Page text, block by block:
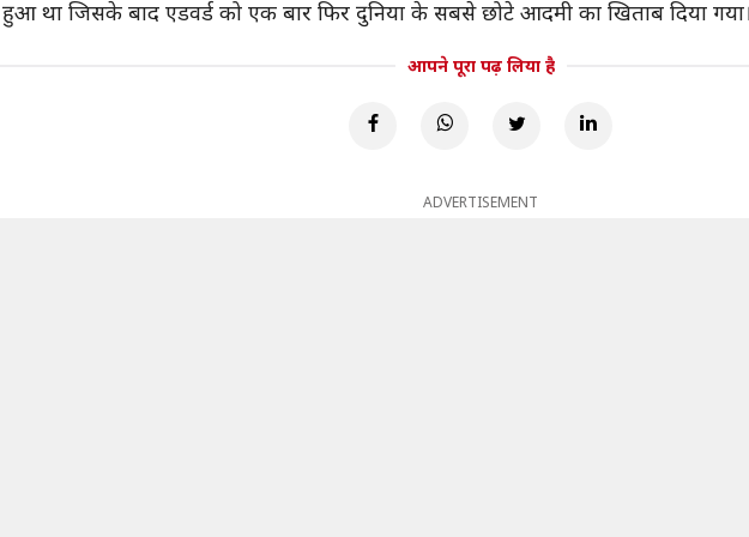
था जिसके बाद एडवर्ड को एक बार फिर दुनिया के सबसे छोटे आदमी का खिताब दिया
आपने पूरा पढ़ लिया है
ADVERTISEMENT